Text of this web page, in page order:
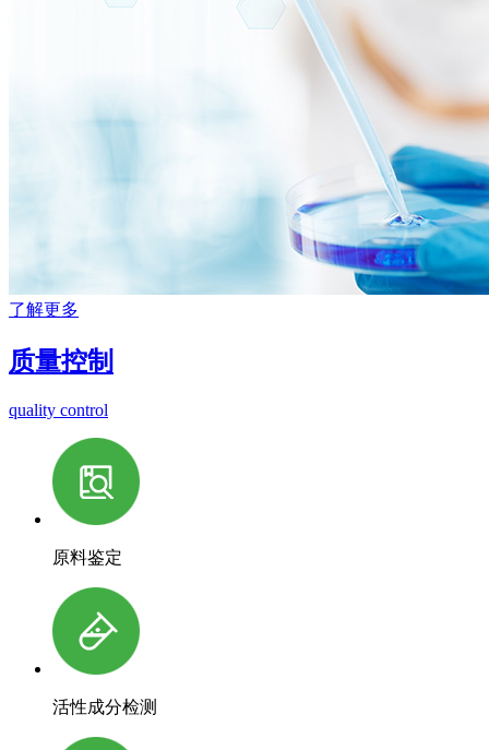
了解更多
质量控制
quality control
原料鉴定
活性成分检测